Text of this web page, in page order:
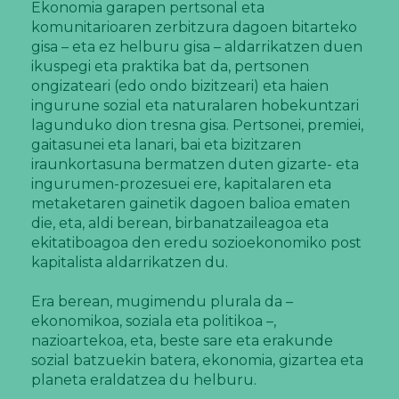
Ekonomia garapen pertsonal eta
komunitarioaren zerbitzura dagoen bitarteko
gisa – eta ez helburu gisa – aldarrikatzen duen
ikuspegi eta praktika bat da, pertsonen
ongizateari (edo ondo bizitzeari) eta haien
ingurune sozial eta naturalaren hobekuntzari
lagunduko dion tresna gisa. Pertsonei, premiei,
gaitasunei eta lanari, bai eta bizitzaren
iraunkortasuna bermatzen duten gizarte- eta
ingurumen-prozesuei ere, kapitalaren eta
metaketaren gainetik dagoen balioa ematen
die, eta, aldi berean, birbanatzaileagoa eta
ekitatiboagoa den eredu sozioekonomiko post
kapitalista aldarrikatzen du.
Era berean, mugimendu plurala da –
ekonomikoa, soziala eta politikoa –,
nazioartekoa, eta, beste sare eta erakunde
sozial batzuekin batera, ekonomia, gizartea eta
planeta eraldatzea du helburu.